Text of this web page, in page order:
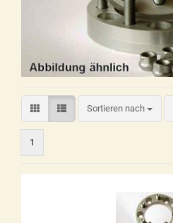
Sortieren nach
1